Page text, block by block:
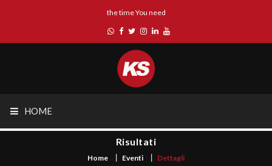
the time You need
HOME
Risultati
Home Eventi Dettagli